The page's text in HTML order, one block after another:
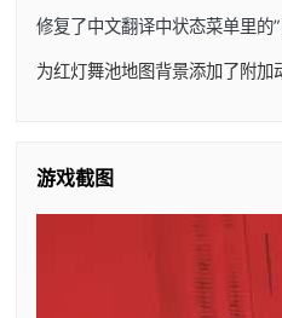
修复了中文翻译中状态菜单里的
为红灯舞池地图背景添加了附加
游戏截图